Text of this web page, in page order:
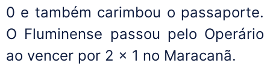
0 e também carimbou o passaporte.
O Fluminense passou pelo Operário
ao vencer por 2 x 1 no Maracanã.